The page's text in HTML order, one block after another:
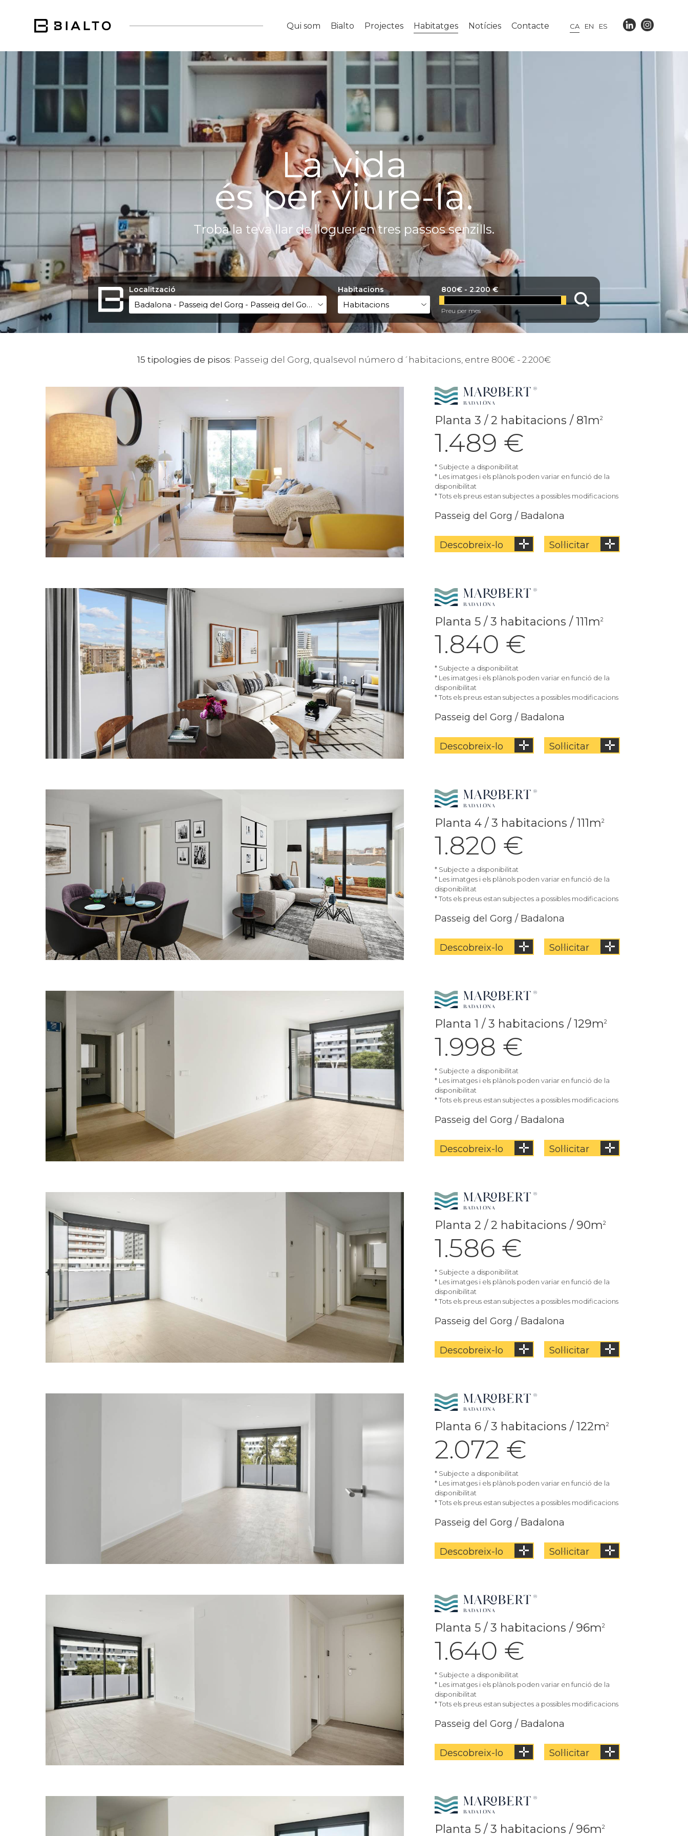
Qui som Bialto Projectes Habitatges Notícies Contacte CA EN ES
La vida
és per viure-la.
Troba la teva llar de lloguer en tres passos senzills.
Localització Habitacions 800€ - 2.200 €
Preu per mes
15 tipologies de pisos: Passeig del Gorg, qualsevol número d´habitacions, entre 800€ - 2.200€
Planta 3 / 2 habitacions / 81m2
1.489 €
* Subjecte a disponibilitat
* Les imatges i els plànols poden variar en funció de la
disponibilitat
* Tots els preus estan subjectes a possibles modificacions
Passeig del Gorg / Badalona
Descobreix-lo Sol·licitar
Planta 5 / 3 habitacions / 111m2
1.840 €
* Subjecte a disponibilitat
* Les imatges i els plànols poden variar en funció de la
disponibilitat
* Tots els preus estan subjectes a possibles modificacions
Passeig del Gorg / Badalona
Descobreix-lo Sol·licitar
Planta 4 / 3 habitacions / 111m2
1.820 €
* Subjecte a disponibilitat
* Les imatges i els plànols poden variar en funció de la
disponibilitat
* Tots els preus estan subjectes a possibles modificacions
Passeig del Gorg / Badalona
Descobreix-lo Sol·licitar
Planta 1 / 3 habitacions / 129m2
1.998 €
* Subjecte a disponibilitat
* Les imatges i els plànols poden variar en funció de la
disponibilitat
* Tots els preus estan subjectes a possibles modificacions
Passeig del Gorg / Badalona
Descobreix-lo Sol·licitar
Planta 2 / 2 habitacions / 90m2
1.586 €
* Subjecte a disponibilitat
* Les imatges i els plànols poden variar en funció de la
disponibilitat
* Tots els preus estan subjectes a possibles modificacions
Passeig del Gorg / Badalona
Descobreix-lo Sol·licitar
Planta 6 / 3 habitacions / 122m2
2.072 €
* Subjecte a disponibilitat
* Les imatges i els plànols poden variar en funció de la
disponibilitat
* Tots els preus estan subjectes a possibles modificacions
Passeig del Gorg / Badalona
Descobreix-lo Sol·licitar
Planta 5 / 3 habitacions / 96m2
1.640 €
* Subjecte a disponibilitat
* Les imatges i els plànols poden variar en funció de la
disponibilitat
* Tots els preus estan subjectes a possibles modificacions
Passeig del Gorg / Badalona
Descobreix-lo Sol·licitar
Planta 5 / 3 habitacions / 96m2